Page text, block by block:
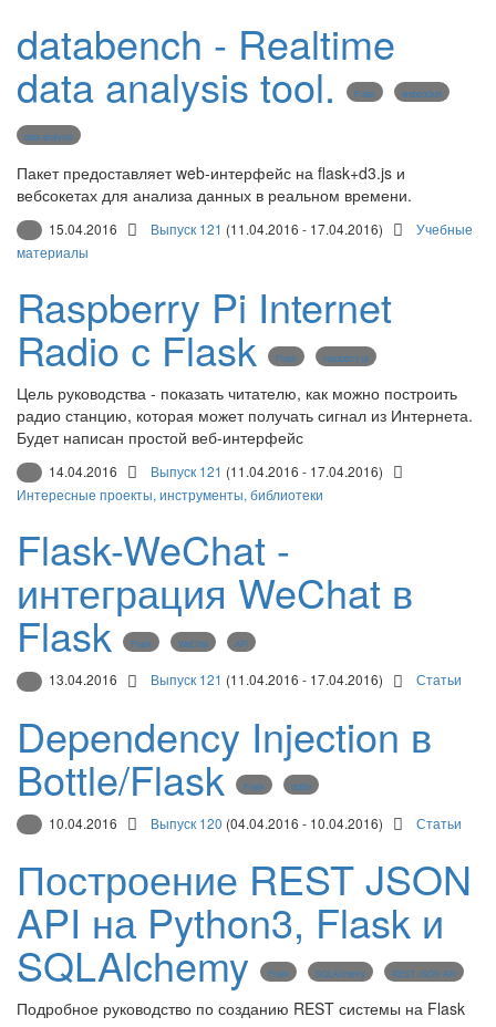
databench - Realtime
data analysis tool. Flask websocket
data analysis
Пакет предоставляет web-интерфейс на flask+d3.js и
вебсокетах для анализа данных в реальном времени.
15.04.2016 Выпуск 121 (11.04.2016 - 17.04.2016)
Учебные
материалы
Raspberry Pi Internet
Radio с Flask Flask raspberry pi
Цель руководства - показать читателю, как можно построить
радио станцию, которая может получать сигнал из Интернета.
Будет написан простой веб-интерфейс
14.04.2016 Выпуск 121 (11.04.2016 - 17.04.2016)
Интересные проекты, инструменты, библиотеки
Flask-WeChat -
интеграция WeChat в
Flask Flask WeChat API
13.04.2016 Выпуск 121 (11.04.2016 - 17.04.2016) Статьи
Dependency Injection в
Bottle/Flask Flask bottle
10.04.2016 Выпуск 120 (04.04.2016 - 10.04.2016) Статьи
Построение REST JSON
API на Python3, Flask и
SQLAlchemy Flask SQLAlchemy REST JSON API
Подробное руководство по созданию REST системы на Flask